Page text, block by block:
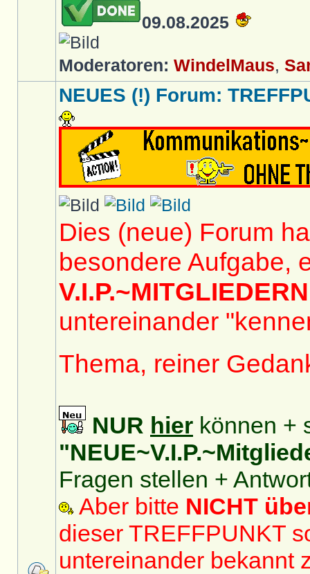
09.08.2025
Moderatoren: WindelMaus,
NEUES (!) Forum:
Dies (neue) Forum
besondere Aufgabe,
V.I.P.~MITGLIEDERN
untereinander
Thema, reiner
NUR hier können +
Fragen stellen +
Aber bitte NICHT
dieser TREFFPUNKT
untereinander bekannt